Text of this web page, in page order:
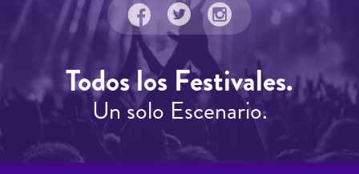
Todos los Festivales.
Un solo Escenario.